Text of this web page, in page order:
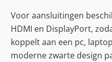
Voor aansluitingen
HDMI en DisplayPort,
koppelt aan een pc,
moderne zwarte design